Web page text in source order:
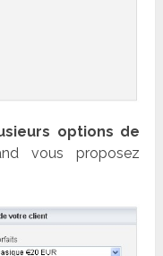
options de
vous proposez